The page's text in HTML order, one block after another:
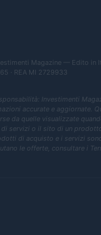
Magazine — Edito in
· REA MI 2729933
Investimenti
accurate e aggiornate.
da quelle visualizzate
servizi o il sito di un
di acquisto e i servizi
le offerte, consultare i